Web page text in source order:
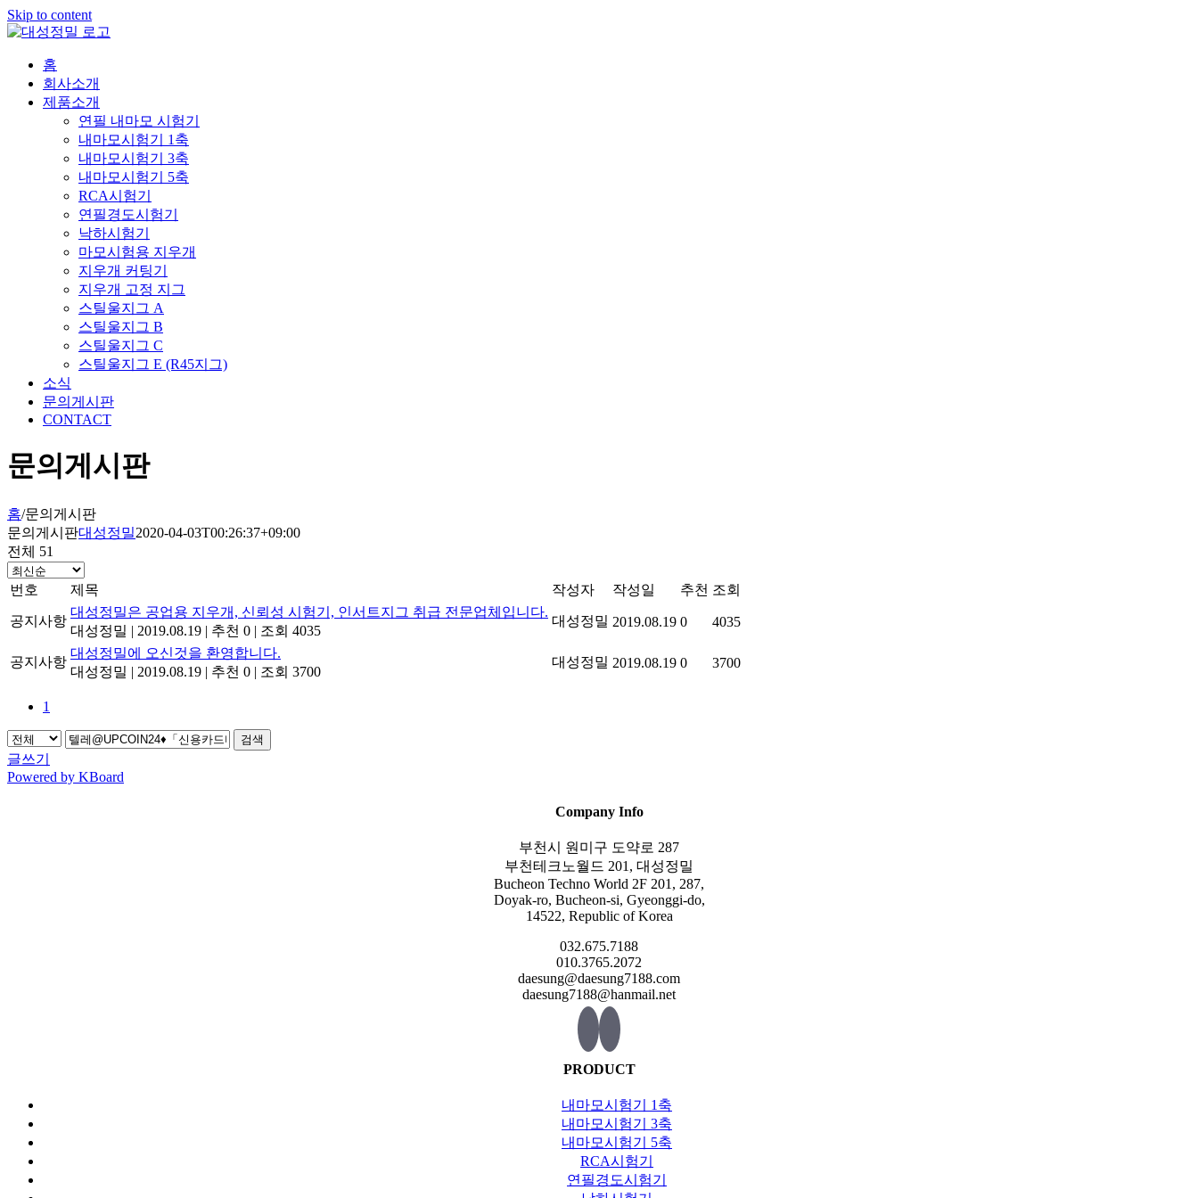
Skip to content
홈
회사소개
제품소개
연필 내마모 시험기
내마모시험기 1축
내마모시험기 3축
내마모시험기 5축
RCA시험기
연필경도시험기
낙하시험기
마모시험용 지우개
지우개 커팅기
지우개 고정 지그
스틸울지그 A
스틸울지그 B
스틸울지그 C
스틸울지그 E (R45지그)
소식
문의게시판
CONTACT
문의게시판
홈/문의게시판
문의게시판대성정밀2020-04-03T00:26:37+09:00
전체 51
번호 제목 작성자 작성일 추천 조회
공지사항
대성정밀은 공업용 지우개, 신뢰성 시험기, 인서트지그 취급 전문업체입니다.
대성정밀 | 2019.08.19 | 추천 0 | 조회 4035
대성정밀 2019.08.19 0 4035
공지사항
대성정밀에 오신것을 환영합니다.
대성정밀 | 2019.08.19 | 추천 0 | 조회 3700
대성정밀 2019.08.19 0 3700
1
검색
글쓰기
Powered by KBoard
Company Info
부천시 원미구 도약로 287
부천테크노월드 201, 대성정밀
Bucheon Techno World 2F 201, 287,
Doyak-ro, Bucheon-si, Gyeonggi-do,
14522, Republic of Korea
032.675.7188
010.3765.2072
daesung@daesung7188.com
daesung7188@hanmail.net
PRODUCT
내마모시험기 1축
내마모시험기 3축
내마모시험기 5축
RCA시험기
연필경도시험기